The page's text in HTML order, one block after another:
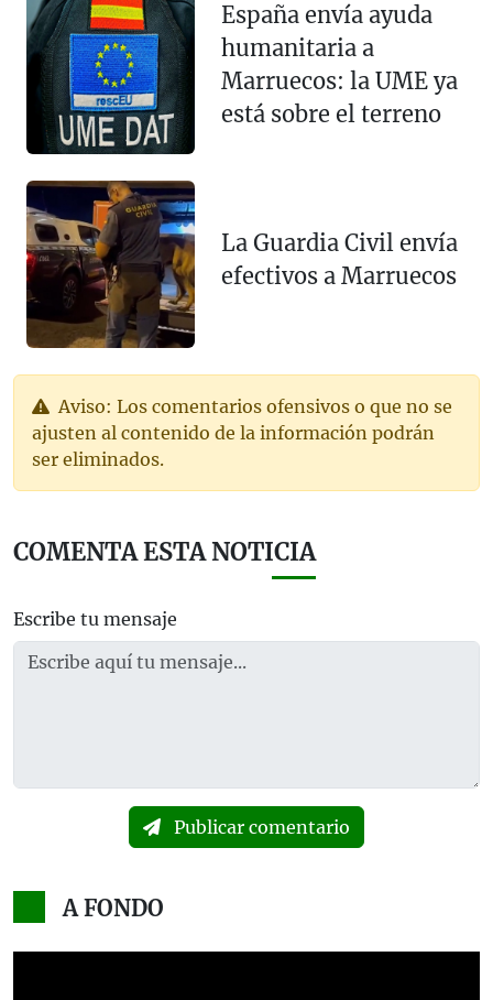
España envía ayuda
humanitaria a
Marruecos: la UME ya
está sobre el terreno
La Guardia Civil envía
efectivos a Marruecos
Aviso: Los comentarios ofensivos o que no se
ajusten al contenido de la información podrán
ser eliminados.
COMENTA ESTA NOTICIA
Escribe tu mensaje
Publicar comentario
A FONDO